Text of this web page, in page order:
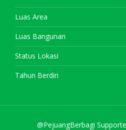
Luas Area
Luas Bangunan
Status Lokasi
Tahun Berdiri
@PejuangBerbagi